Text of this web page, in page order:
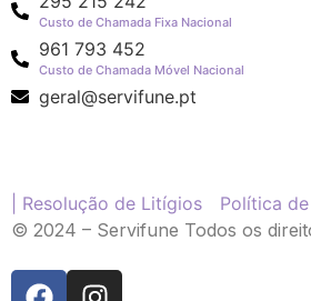
Custo de Chamada Fixa Nacional
961 793 452
Custo de Chamada Móvel Nacional
geral@servifune.pt
| Resolução de Litígios
Política
© 2024 – Servifune Todos os
O que deseja enviar?
Ramo de Flores
Coroa
Ramo de Flores:
Opção 1 (€25)